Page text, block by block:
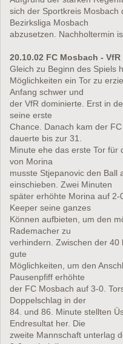
sich der Sportkreis Mosbach
Bezirksliga Mosbach
abzusetzen. Nachholtermin
20.10.02 FC Mosbach - VfR
Gleich zu Beginn des Spiels
Möglichkeiten ein Tor zu
Anfang schwer und
der VfR dominierte. Erst in
seine erste
Chance. Danach kam der
dauerte bis zur 31.
Minute ehe das erste Tor für
von Morina
musste Stjepanovic den Ball
einschieben. Zwei Minuten
später erhöhte Morina auf
Keeper seine ganzes
Können aufbieten, um den
Rademacher zu
verhindern. Zwischen der 40
gute
Möglichkeiten, um den
Pausenpfiff erhöhte
der FC Mosbach auf 3-0.
Doppelschlag in der
84. und 86. Minute stellten
Endresultat her. Die
zweite Mannschaft unterlag